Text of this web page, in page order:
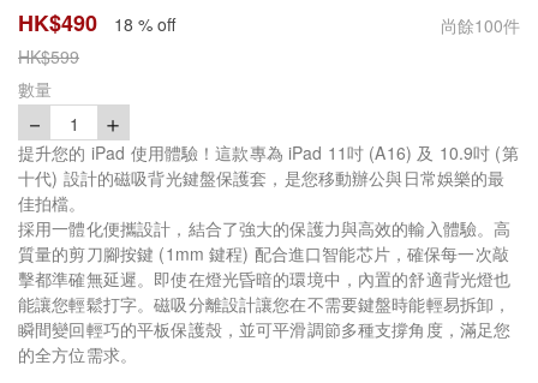
HK$490 18 % off 尚餘100件
HK$599
數量
－ 1 ＋
提升您的 iPad 使用體驗！這款專為 iPad 11吋 (A16) 及 10.9吋 (第
十代) 設計的磁吸背光鍵盤保護套，是您移動辦公與日常娛樂的最
佳拍檔。
採用一體化便攜設計，結合了強大的保護力與高效的輸入體驗。高
質量的剪刀腳按鍵 (1mm 鍵程) 配合進口智能芯片，確保每一次敲
擊都準確無延遲。即使在燈光昏暗的環境中，內置的舒適背光燈也
能讓您輕鬆打字。磁吸分離設計讓您在不需要鍵盤時能輕易拆卸，
瞬間變回輕巧的平板保護殼，並可平滑調節多種支撐角度，滿足您
的全方位需求。